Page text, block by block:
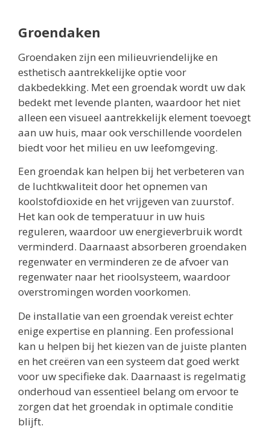
Groendaken
Groendaken zijn een milieuvriendelijke en
esthetisch aantrekkelijke optie voor
dakbedekking. Met een groendak wordt uw dak
bedekt met levende planten, waardoor het niet
alleen een visueel aantrekkelijk element toevoegt
aan uw huis, maar ook verschillende voordelen
biedt voor het milieu en uw leefomgeving.
Een groendak kan helpen bij het verbeteren van
de luchtkwaliteit door het opnemen van
koolstofdioxide en het vrijgeven van zuurstof.
Het kan ook de temperatuur in uw huis
reguleren, waardoor uw energieverbruik wordt
verminderd. Daarnaast absorberen groendaken
regenwater en verminderen ze de afvoer van
regenwater naar het rioolsysteem, waardoor
overstromingen worden voorkomen.
De installatie van een groendak vereist echter
enige expertise en planning. Een professional
kan u helpen bij het kiezen van de juiste planten
en het creëren van een systeem dat goed werkt
voor uw specifieke dak. Daarnaast is regelmatig
onderhoud van essentieel belang om ervoor te
zorgen dat het groendak in optimale conditie
blijft.